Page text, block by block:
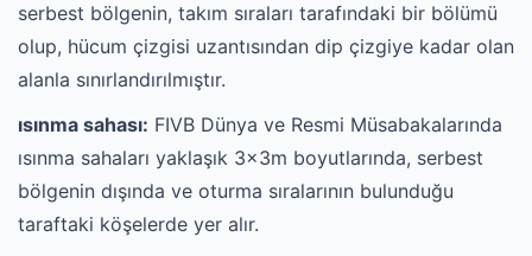
serbest bölgenin, takım sıraları tarafındaki bir bölümü
olup, hücum çizgisi uzantısından dip çizgiye kadar olan
alanla sınırlandırılmıştır.
ısınma sahası: FIVB Dünya ve Resmi Müsabakalarında
ısınma sahaları yaklaşık 3x3m boyutlarında, serbest
bölgenin dışında ve oturma sıralarının bulunduğu
taraftaki köşelerde yer alır.